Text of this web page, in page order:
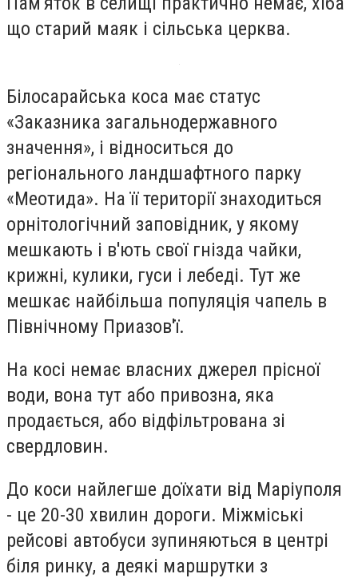
що старий маяк і сільська церква.
Білосарайська коса має статус
«Заказника загальнодержавного
значення», і відноситься до
регіонального ландшафтного парку
«Меотида». На її території знаходиться
орнітологічний заповідник, у якому
мешкають і в'ють свої гнізда чайки,
крижні, кулики, гуси і лебеді. Тут же
мешкає найбільша популяція чапель в
Північному Приазов'ї.
На косі немає власних джерел прісної
води, вона тут або привозна, яка
продається, або відфільтрована зі
свердловин.
До коси найлегше доїхати від Маріуполя
- це 20-30 хвилин дороги. Міжміські
рейсові автобуси зупиняються в центрі
біля ринку, а деякі маршрутки з